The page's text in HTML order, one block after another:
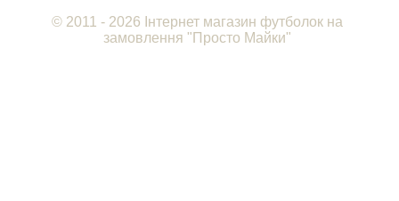
© 2011 - 2026 Інтернет магазин футболок на
замовлення "Просто Майки"